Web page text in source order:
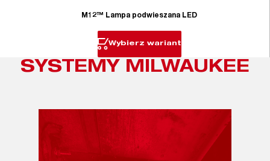
M12™ Lampa podwieszana LED
Wybierz wariant
SYSTEMY MILWAUKEE